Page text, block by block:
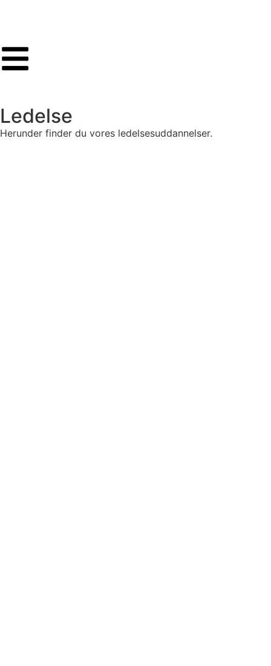
Ledelse
Herunder finder du vores ledelsesuddannelser.